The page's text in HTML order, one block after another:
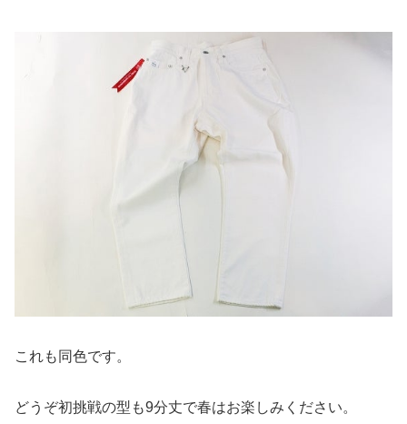
これも同色です。
どうぞ初挑戦の型も9分丈で春はお楽しみください。